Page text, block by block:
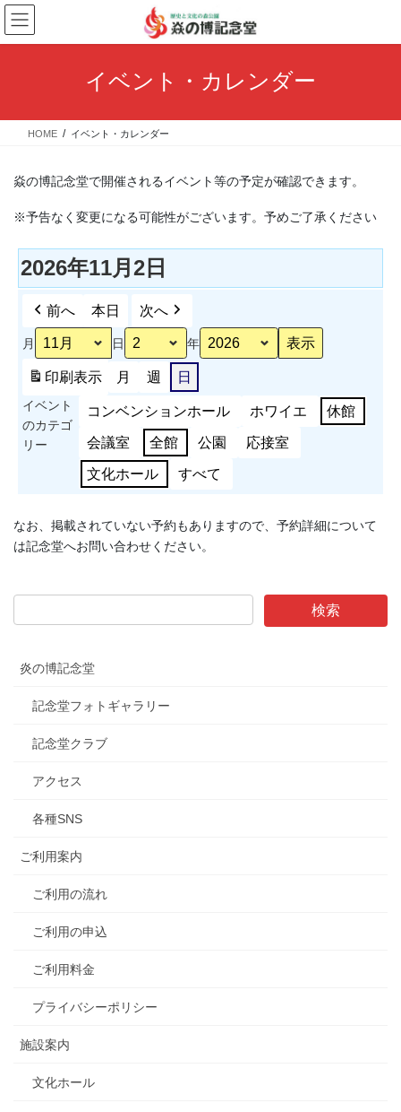
コ
ン
テ
ス
ナ
ビ
ゲ
ン
イベント・カレンダー
HOME イベント・カレンダー
焱の博記念堂で開催されるイベント等の予定が確認できます。
※予告なく変更になる可能性がございます。予めご了承ください
2026年11月2日
前へ 本日 次へ
月 日 年
印刷表示 月 週 日
イベント
のカテゴ
リー
コンベンションホール ホワイエ 休館
会議室 全館 公園 応接室
文化ホール すべて
なお、掲載されていない予約もありますので、予約詳細について
は記念堂へお問い合わせください。
炎の博記念堂
記念堂フォトギャラリー
記念堂クラブ
アクセス
各種SNS
ご利用案内
ご利用の流れ
ご利用の申込
ご利用料金
プライバシーポリシー
施設案内
文化ホール